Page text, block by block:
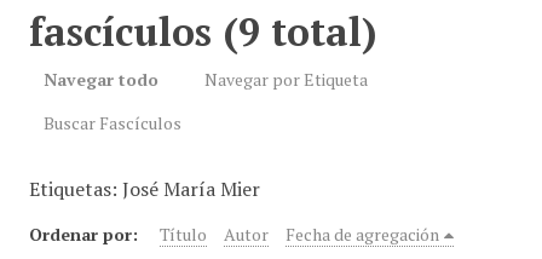
fascículos (9 total)
Navegar todo
Navegar por Etiqueta
Buscar Fascículos
Etiquetas: José María Mier
Ordenar por: Título Autor Fecha de agregación